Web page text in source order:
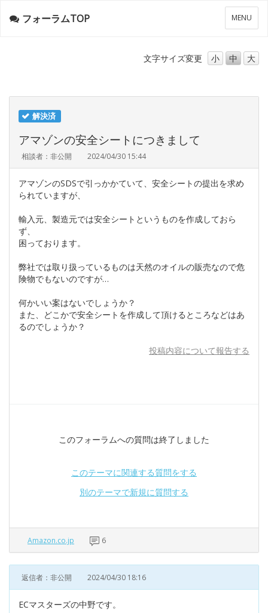
メ
ニ
ー
MENU
フォーラムTOP
文字サイズ変更 小 中 大
解決済
アマゾンの安全シートにつきまして
相談者：非公開 2024/04/30 15:44
アマゾンのSDSで引っかかていて、安全シートの提出を求め
られていますが、
輸入元、製造元では安全シートというものを作成しておら
ず、
困っております。
弊社では取り扱っているものは天然のオイルの販売なので危
険物でもないのですが…
何かいい案はないでしょうか？
また、どこかで安全シートを作成して頂けるところなどはあ
るのでしょうか？
投稿内容について報告する
このフォーラムへの質問は終了しました
このテーマに関連する質問をする
別のテーマで新規に質問する
Amazon.co.jp 6
返信者：非公開 2024/04/30 18:16
ECマスターズの中野です。